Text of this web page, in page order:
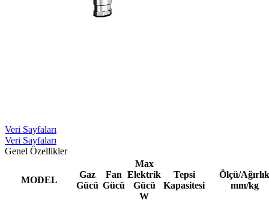
Veri Sayfaları
Veri Sayfaları
Genel Özellikler
MODEL
Gaz
Gücü
Fan
Gücü
Max
Elektrik
Gücü
W
Tepsi
Kapasitesi
Ölçü/Ağırlık
mm/kg